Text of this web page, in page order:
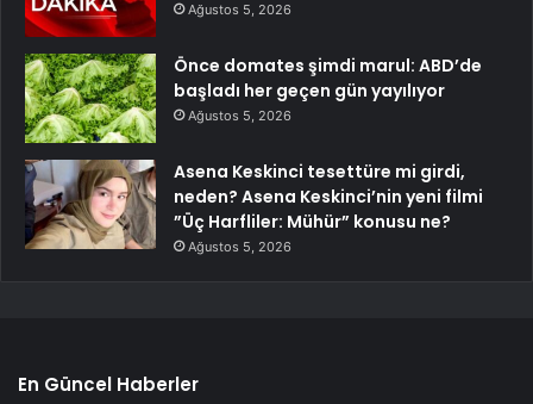
Ağustos 5, 2026
Önce domates şimdi marul: ABD’de
başladı her geçen gün yayılıyor
Ağustos 5, 2026
Asena Keskinci tesettüre mi girdi,
neden? Asena Keskinci’nin yeni filmi
”Üç Harfliler: Mühür” konusu ne?
Ağustos 5, 2026
En Güncel Haberler